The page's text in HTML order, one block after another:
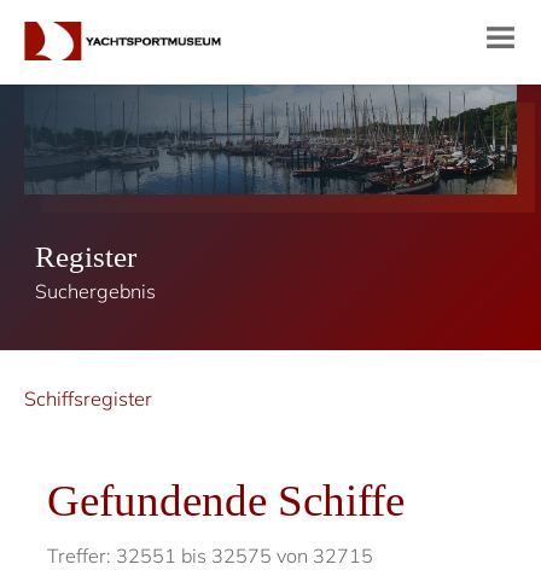
Register
Suchergebnis
Schiffsregister
Gefundende Schiffe
Treffer: 32551 bis 32575 von 32715